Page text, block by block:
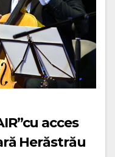
acces
Herăstrău